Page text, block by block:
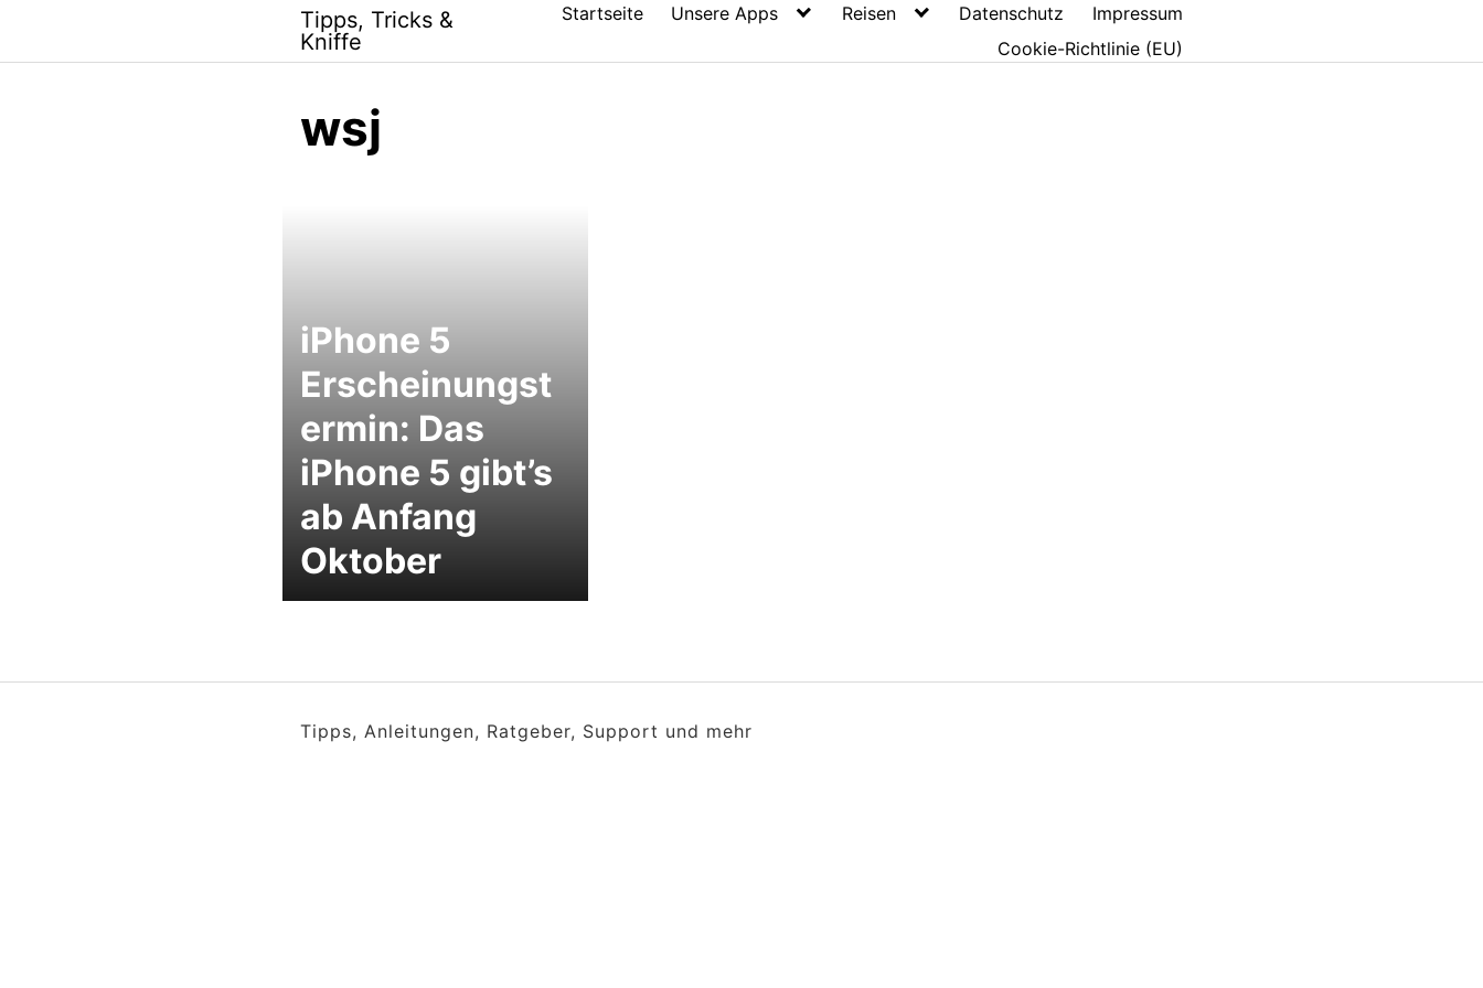
content
Tipps, Tricks &
Kniffe
Startseite Unsere Apps Reisen Datenschutz
Impressum
Cookie-Richtlinie (EU)
wsj
iPhone 5
Erscheinungst
ermin: Das
iPhone 5 gibt’s
ab Anfang
Oktober
Tipps, Anleitungen, Ratgeber, Support und mehr